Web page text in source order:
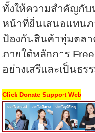
ทั้งให้ความสำคัญกับ
หน้าที่ยื่นเสนอแทนภ
ป้องกันสินค้าทุ่มตลา
ภายใต้หลักการ
อย่างเสรีและเป็นธร
Click Donate Support Web